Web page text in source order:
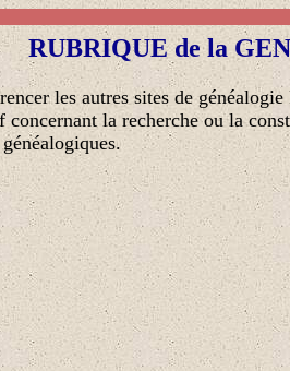
RUBRIQUE de la
les autres sites de
la recherche ou la